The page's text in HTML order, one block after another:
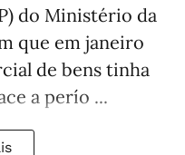
do Ministério da
que em janeiro
de bens tinha
a perío ...